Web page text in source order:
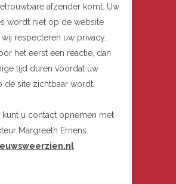
afzender komt. Uw
wordt niet op de website
wij respecteren uw privacy.
het eerst een reactie, dan
tijd duren voordat uw
de site zichtbaar wordt.
kunt u contact opnemen met
Margreeth Ernens